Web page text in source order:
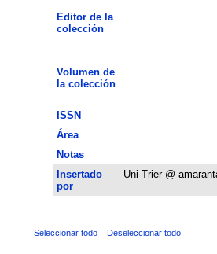
Editor de la
colección
Volumen de
la colección
ISSN
Área
Notas
Insertado
por
Uni-Trier @
Seleccionar todo Deseleccionar todo